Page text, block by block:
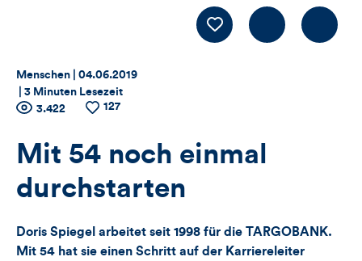
LIKE Kommentieren
Thema:
Menschen | Datum:
04.06.2019
3 Minuten Lesezeit
Zähler
für
Views,
und
Anzahl
Views
3.422
Anzahl
Likes
127
Mit 54 noch einmal
durchstarten
Doris Spiegel arbeitet seit 1998 für die TARGOBANK.
Mit 54 hat sie einen Schritt auf der Karriereleiter